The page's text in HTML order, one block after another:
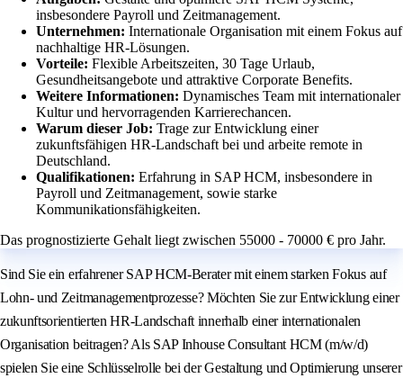
insbesondere Payroll und Zeitmanagement.
Unternehmen: Internationale Organisation mit einem Fokus auf
nachhaltige HR-Lösungen.
Vorteile: Flexible Arbeitszeiten, 30 Tage Urlaub,
Gesundheitsangebote und attraktive Corporate Benefits.
Weitere Informationen: Dynamisches Team mit internationaler
Kultur und hervorragenden Karrierechancen.
Warum dieser Job: Trage zur Entwicklung einer
zukunftsfähigen HR-Landschaft bei und arbeite remote in
Deutschland.
Qualifikationen: Erfahrung in SAP HCM, insbesondere in
Payroll und Zeitmanagement, sowie starke
Kommunikationsfähigkeiten.
Das prognostizierte Gehalt liegt zwischen 55000 - 70000 € pro Jahr.
Sind Sie ein erfahrener SAP HCM-Berater mit einem starken Fokus auf
Lohn- und Zeitmanagementprozesse? Möchten Sie zur Entwicklung einer
zukunftsorientierten HR-Landschaft innerhalb einer internationalen
Organisation beitragen? Als SAP Inhouse Consultant HCM (m/w/d)
spielen Sie eine Schlüsselrolle bei der Gestaltung und Optimierung unserer